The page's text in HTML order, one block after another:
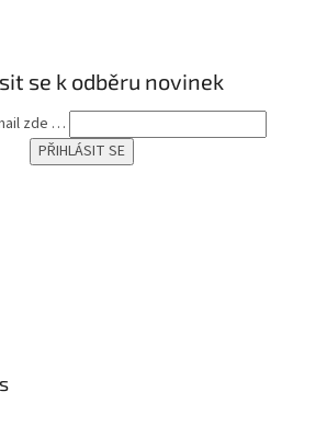
se k odběru novinek
zde …